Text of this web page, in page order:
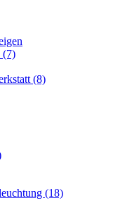
(7)
(8)
(18)